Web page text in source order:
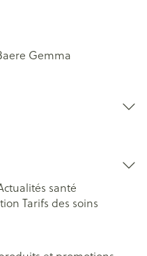
Gemma
santé
Tarifs des soins